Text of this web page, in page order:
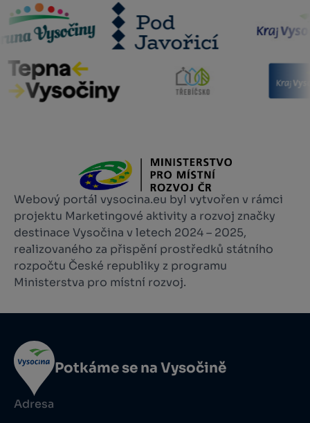
Webový portál vysocina.eu byl vytvořen v rámci
projektu Marketingové aktivity a rozvoj značky
destinace Vysočina v letech 2024 – 2025,
realizovaného za přispění prostředků státního
rozpočtu České republiky z programu
Ministerstva pro místní rozvoj.
Potkáme se na Vysočině
Adresa